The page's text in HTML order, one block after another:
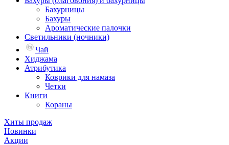
Бахурницы
Бахуры
Ароматические палочки
Светильники (ночники)
Чай
Хиджама
Атрибутика
Коврики для намаза
Четки
Книги
Кораны
Хиты продаж
Новинки
Акции